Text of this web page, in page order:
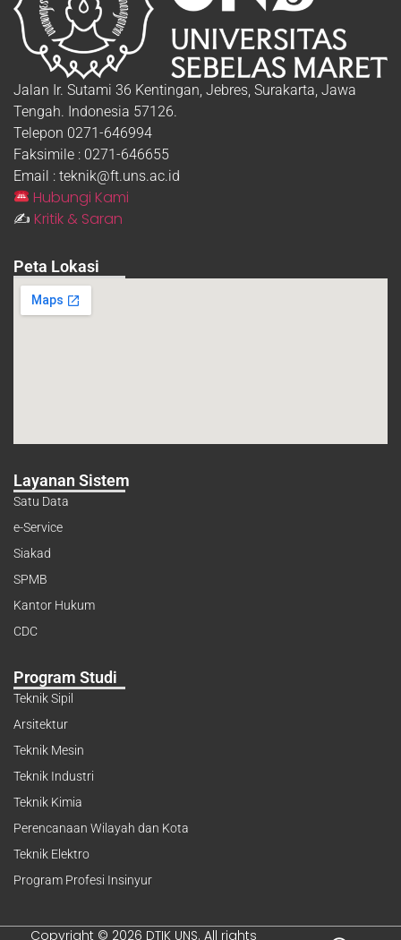
Jalan Ir. Sutami 36 Kentingan, Jebres, Surakarta, Jawa
Tengah. Indonesia 57126.
Telepon 0271-646994
Faksimile : 0271-646655
Email : teknik@ft.uns.ac.id
Hubungi Kami
✍️ Kritik & Saran
Peta Lokasi
Layanan Sistem
Satu Data
e-Service
Siakad
SPMB
Kantor Hukum
CDC
Program Studi
Teknik Sipil
Arsitektur
Teknik Mesin
Teknik Industri
Teknik Kimia
Perencanaan Wilayah dan Kota
Teknik Elektro
Program Profesi Insinyur
Copyright © 2026 DTIK UNS. All rights